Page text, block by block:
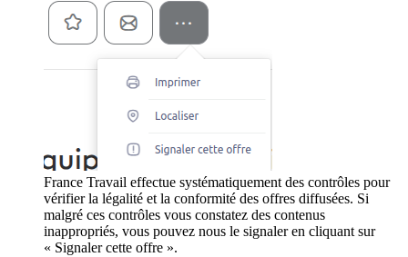
France Travail effectue systématiquement des contrôles pour
vérifier la légalité et la conformité des offres diffusées. Si
malgré ces contrôles vous constatez des contenus
inappropriés, vous pouvez nous le signaler en cliquant sur
« Signaler cette offre ».